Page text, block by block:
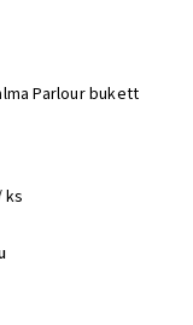
Parlour bukett
ks